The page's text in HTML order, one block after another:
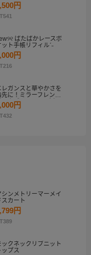
円
ぱたぱかレースポ
ット手帳リフィルˊ˗
円
レガンスと華やかさを
先に！ミラーフレンチ
ンクゴールド マグネッ
ネイルチップセット
ネイルチップオーダ
円
シンメトリーマーメイ
スカート
円
ックネックリブニット
ップス